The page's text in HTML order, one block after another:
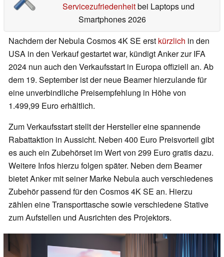
Servicezufriedenheitbei Laptops und
Smartphones 2026
Nachdem der Nebula Cosmos 4K SE erst kürzlich in den
USA in den Verkauf gestartet war, kündigt Anker zur IFA
2024 nun auch den Verkaufsstart in Europa offiziell an. Ab
dem 19. September ist der neue Beamer hierzulande für
eine unverbindliche Preisempfehlung in Höhe von
1.499,99 Euro erhältlich.
Zum Verkaufsstart stellt der Hersteller eine spannende
Rabattaktion in Aussicht. Neben 400 Euro Preisvorteil gibt
es auch ein Zubehörset im Wert von 299 Euro gratis dazu.
Weitere Infos hierzu folgen später. Neben dem Beamer
bietet Anker mit seiner Marke Nebula auch verschiedenes
Zubehör passend für den Cosmos 4K SE an. Hierzu
zählen eine Transporttasche sowie verschiedene Stative
zum Aufstellen und Ausrichten des Projektors.